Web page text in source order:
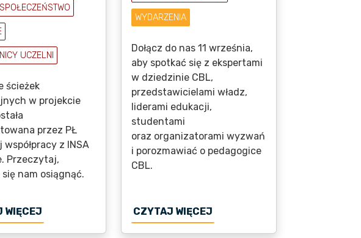
ZAMKNIĘTE
UCZELNI
ścieżek
w projekcie
przez PŁ
współpracy z INSA
Przeczytaj,
się nam osiągnąć.
WIĘCEJ O ŚCIEŻKA EDUKACYJNA PROJEKTU JUMP WCHODZI W
WYDARZENIA
Dołącz do nas 11 września,
aby spotkać się z ekspertami
w dziedzinie CBL,
przedstawicielami władz,
liderami edukacji,
studentami
oraz organizatorami wyzwań
i porozmawiać o pedagogice
CBL.
CZYTAJ WIĘCEJ